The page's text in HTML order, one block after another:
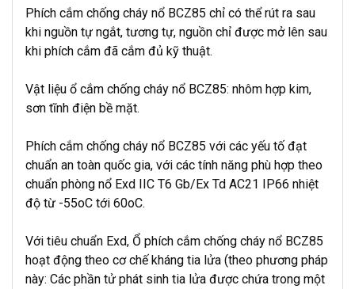
Phích cắm chống cháy nổ BCZ85 chỉ có thể rút ra sau
khi nguồn tự ngắt, tương tự, nguồn chỉ được mở lên sau
khi phích cắm đã cắm đủ kỹ thuật.
Vật liệu ổ cắm chống cháy nổ BCZ85: nhôm hợp kim,
sơn tĩnh điện bề mặt.
Phích cắm chống cháy nổ BCZ85 với các yếu tố đạt
chuẩn an toàn quốc gia, với các tính năng phù hợp theo
chuẩn phòng nổ Exd IIC T6 Gb/Ex Td AC21 IP66 nhiệt
độ từ -55oC tới 60oC.
Với tiêu chuẩn Exd, Ổ phích cắm chống cháy nổ BCZ85
hoạt động theo cơ chế kháng tia lửa (theo phương pháp
này: Các phần tử phát sinh tia lửa được chứa trong một